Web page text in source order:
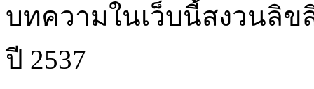
บทความในเว็บนี้สงวนลิ
ปี 2537